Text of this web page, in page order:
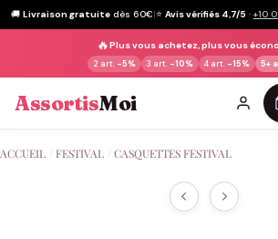
🚚 Livraison gratuite dès 60€|⭐ Avis vérifiés 4,7/5 · +10
🔥Plus vous achetez, plus vous
2 art. -5% 3 art. -10% 4 art. -15% 5+
AssortisMoi
au
ACCUEIL FESTIVAL CASQUETTES FESTIVAL